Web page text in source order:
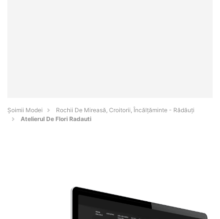
Șoimii Modei
Rochii De Mireasă, Croitorii, Încălțăminte - Rădăuţi
Atelierul De Flori Radauti